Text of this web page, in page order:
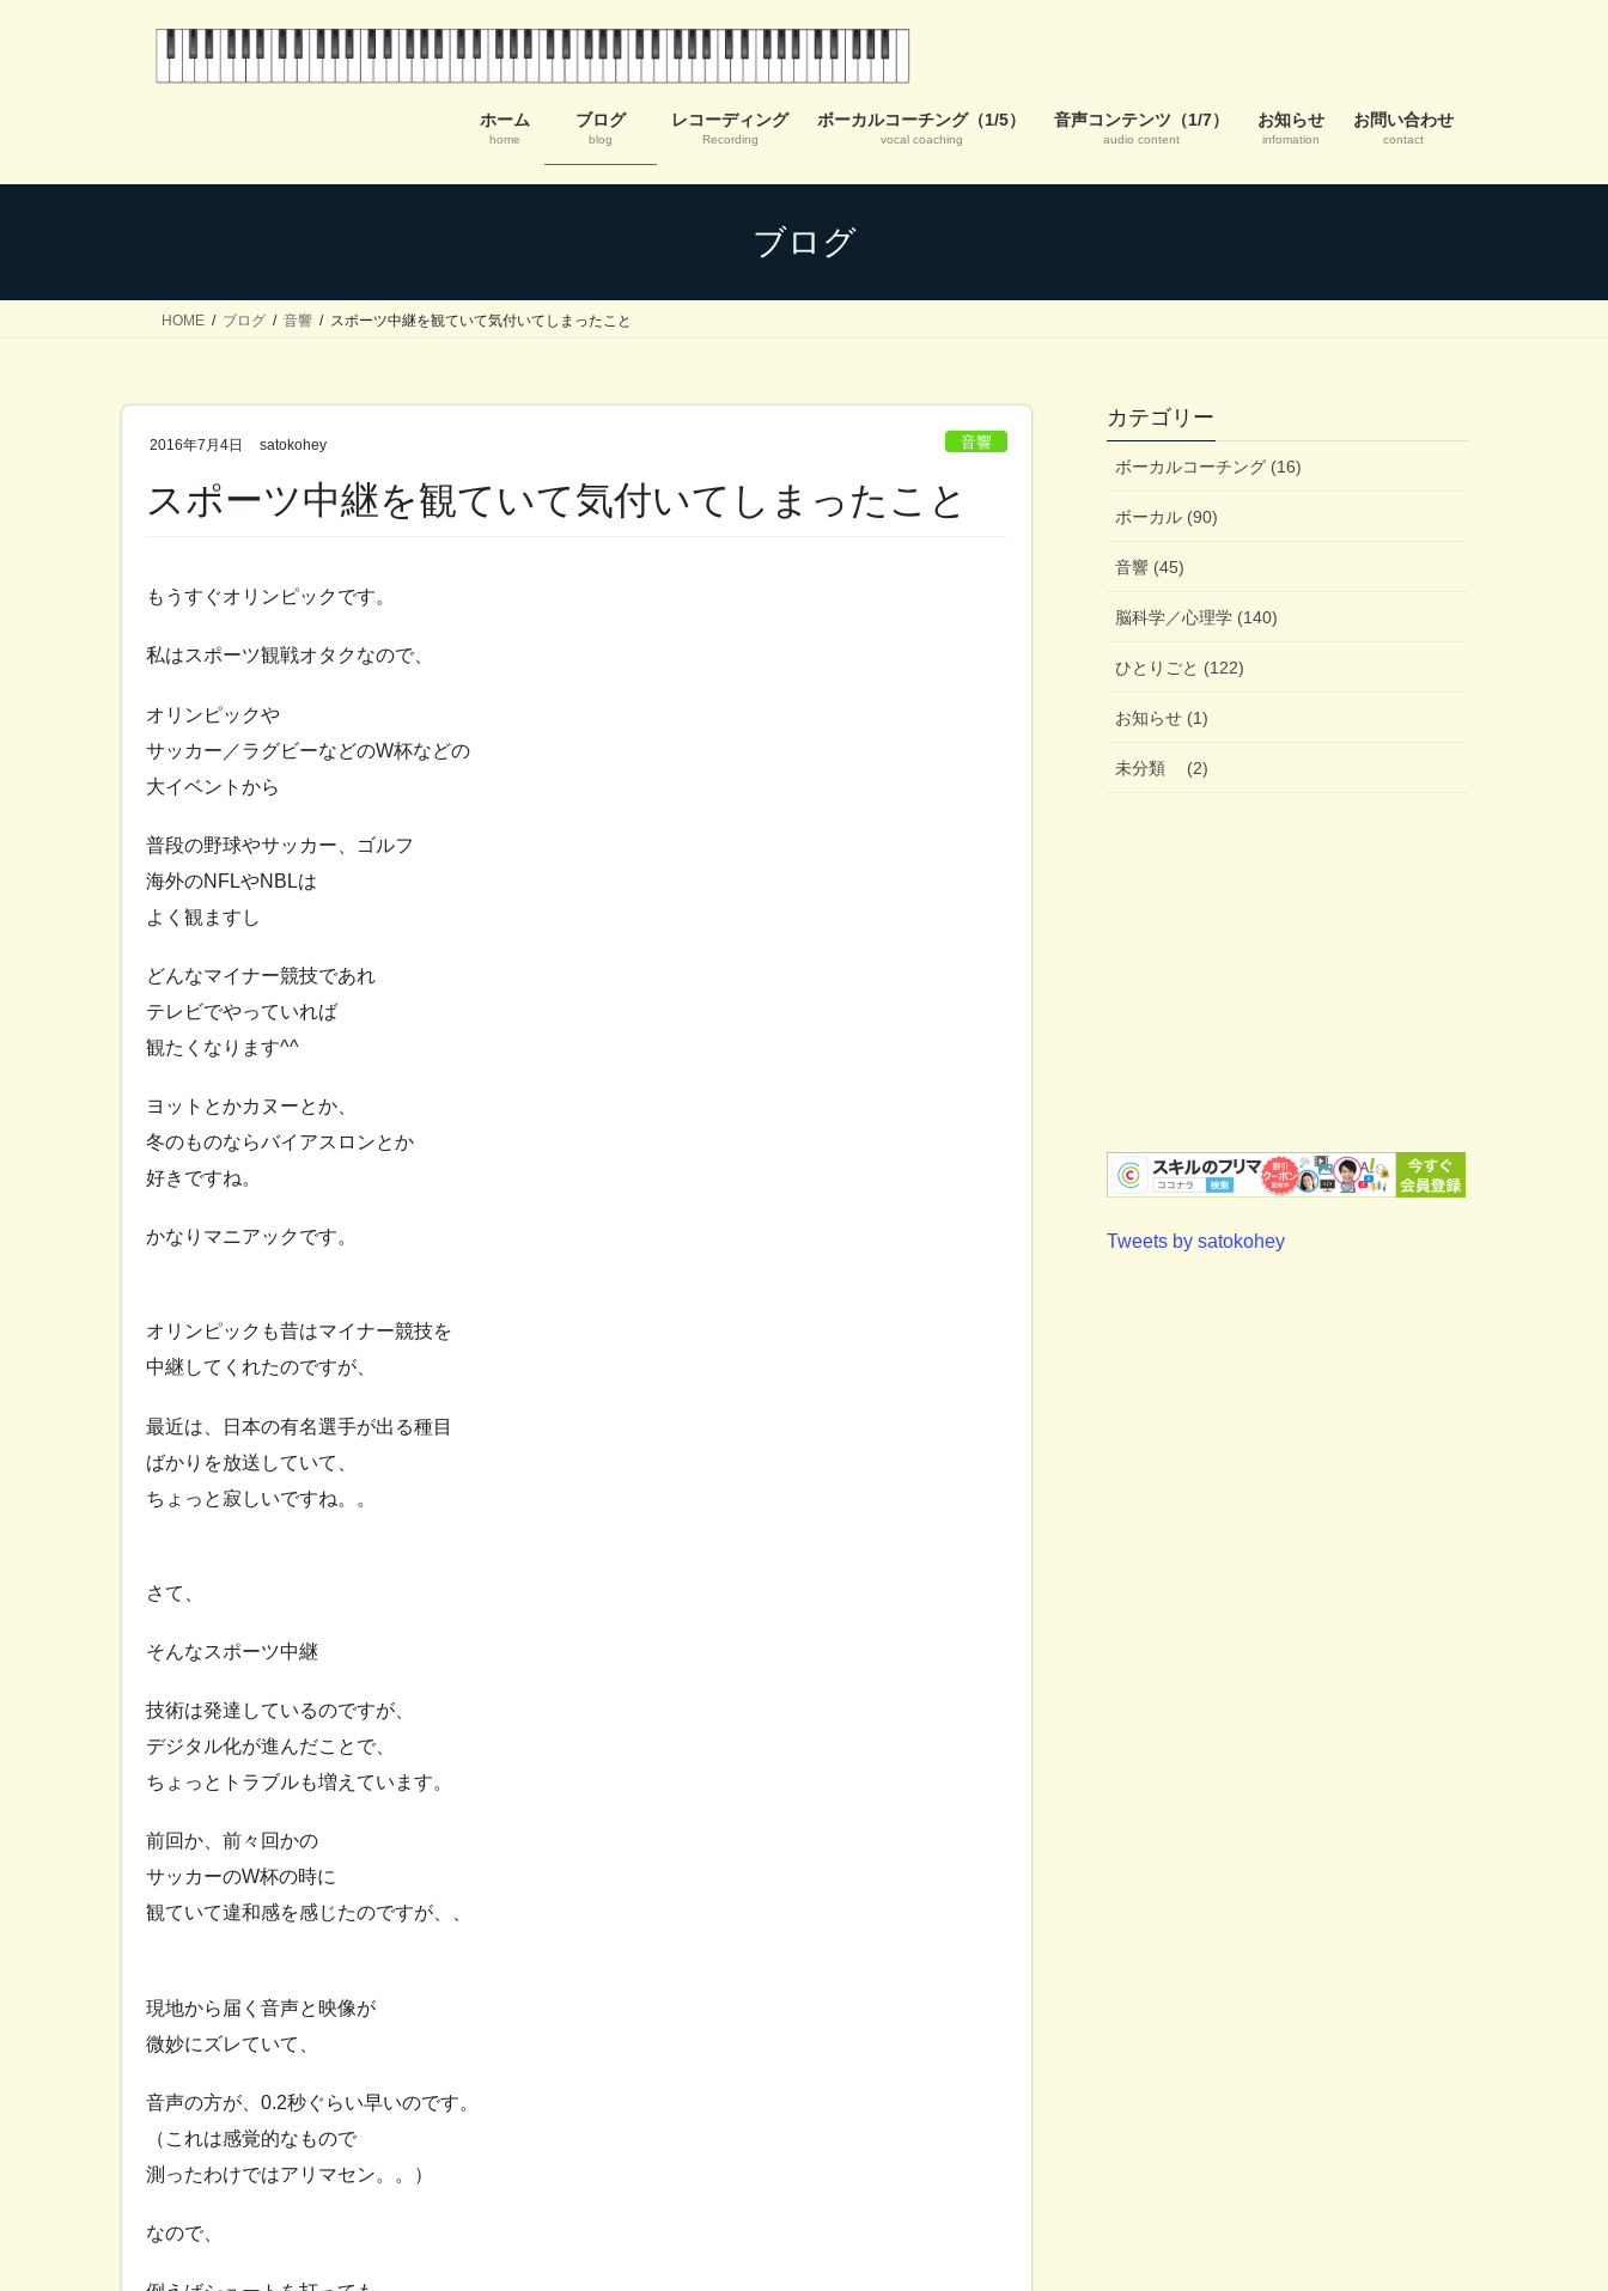
ス
ン
ホーム
home
ブログ
blog
レコーディング
Recording
ボーカルコーチング（1/5）
vocal coaching
音声コンテンツ（1/7）
audio content
お知らせ
infomation
お問い合わせ
contact
ブログ
HOME ブログ 音響 スポーツ中継を観ていて気付いてしまったこと
2016年7月4日 satokohey 音響
スポーツ中継を観ていて気付いてしまったこと
もうすぐオリンピックです。
私はスポーツ観戦オタクなので、
オリンピックや
サッカー／ラグビーなどのW杯などの
大イベントから
普段の野球やサッカー、ゴルフ
海外のNFLやNBLは
よく観ますし
どんなマイナー競技であれ
テレビでやっていれば
観たくなります^^
ヨットとかカヌーとか、
冬のものならバイアスロンとか
好きですね。
かなりマニアックです。
オリンピックも昔はマイナー競技を
中継してくれたのですが、
最近は、日本の有名選手が出る種目
ばかりを放送していて、
ちょっと寂しいですね。。
さて、
そんなスポーツ中継
技術は発達しているのですが、
デジタル化が進んだことで、
ちょっとトラブルも増えています。
前回か、前々回かの
サッカーのW杯の時に
観ていて違和感を感じたのですが、、
現地から届く音声と映像が
微妙にズレていて、
音声の方が、0.2秒ぐらい早いのです。
（これは感覚的なもので
測ったわけではアリマセン。。）
なので、
カテゴリー
ボーカルコーチング (16)
ボーカル (90)
音響 (45)
脳科学／心理学 (140)
ひとりごと (122)
お知らせ (1)
未分類 (2)
Tweets by satokohey